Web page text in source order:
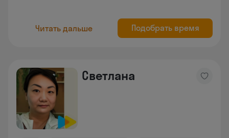
Читать дальше Подобрать время
Светлана